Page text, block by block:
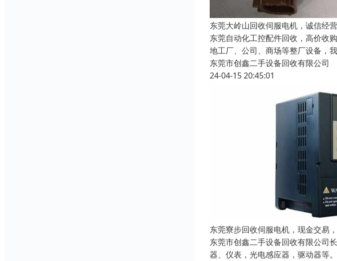
东莞大岭山回收伺服电机，诚信经
东莞自动化工控配件回收，高价收
地工厂、公司、商场等整厂设备，
东莞市创鑫二手设备回收有限公司
24-04-15 20:45:01
东莞寮步回收伺服电机，现金交易
东莞市创鑫二手设备回收有限公司
器、仪表，光电感应器，驱动器等